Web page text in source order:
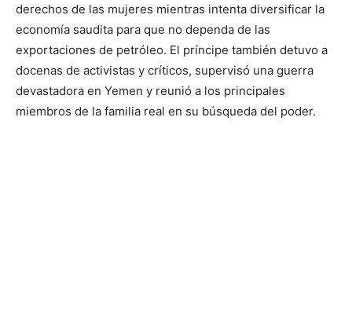
derechos de las mujeres mientras intenta diversificar la
economía saudita para que no dependa de las
exportaciones de petróleo. El príncipe también detuvo a
docenas de activistas y críticos, supervisó una guerra
devastadora en Yemen y reunió a los principales
miembros de la familia real en su búsqueda del poder.